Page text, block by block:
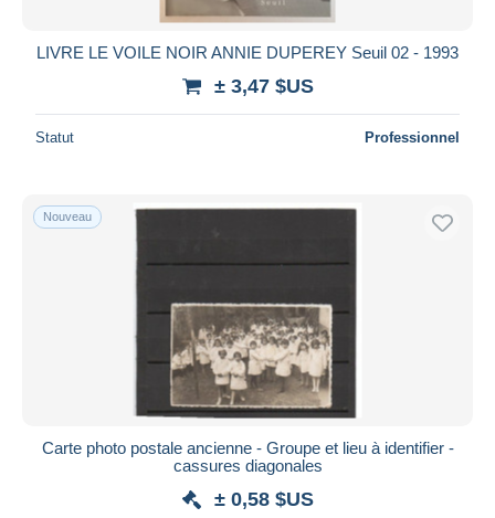
LIVRE LE VOILE NOIR ANNIE DUPEREY Seuil 02 - 1993
± 3,47 $US
Statut Professionnel
Nouveau
Carte photo postale ancienne - Groupe et lieu à identifier -
cassures diagonales
± 0,58 $US